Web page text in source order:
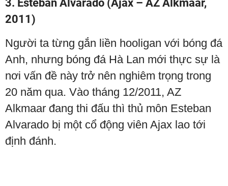
3. Esteban Alvarado (Ajax – AZ Alkmaar,
2011)
Người ta từng gắn liền hooligan với bóng đá
Anh, nhưng bóng đá Hà Lan mới thực sự là
nơi vấn đề này trở nên nghiêm trọng trong
20 năm qua. Vào tháng 12/2011, AZ
Alkmaar đang thi đấu thì thủ môn Esteban
Alvarado bị một cổ động viên Ajax lao tới
định đánh.